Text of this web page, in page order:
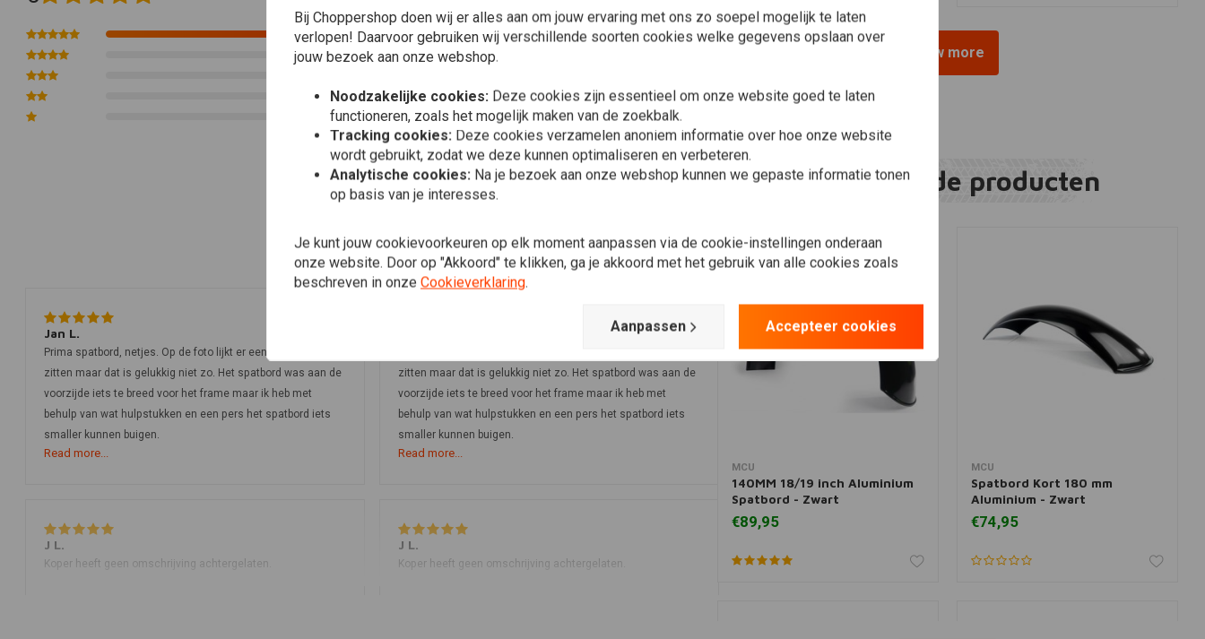
7
0
0
0
Eduard F.
chroom ook. Top prijs/kwaliteit verhouding.
Jan L.
Prima spatbord, netjes. Op de foto lijkt er een "petje" aan te
zitten maar dat is gelukkig niet zo. Het spatbord was aan de
voorzijde iets te breed voor het frame maar ik heb met
behulp van wat hulpstukken en een pers het spatbord iets
smaller kunnen buigen.
Read more...
zitten maar dat is gelukkig niet zo. Het spatbord was aan de
voorzijde iets te breed voor het frame maar ik heb met
behulp van wat hulpstukken en een pers het spatbord iets
smaller kunnen buigen.
Read more...
J L.
Koper heeft geen omschrijving achtergelaten.
J L.
Koper heeft geen omschrijving achtergelaten.
View more
Gerelateerde producten
MCU
140MM 18/19 inch Aluminium
Spatbord - Zwart
€89,95
MCU
Spatbord Kort 180 mm
Aluminium - Zwart
€74,95
Bij Choppershop doen wij er alles aan om jouw ervaring met ons zo soepel mogelijk te laten
verlopen! Daarvoor gebruiken wij verschillende soorten cookies welke gegevens opslaan over
jouw bezoek aan onze webshop.
Noodzakelijke cookies: Deze cookies zijn essentieel om onze website goed te laten
functioneren, zoals het mogelijk maken van de zoekbalk.
Tracking cookies: Deze cookies verzamelen anoniem informatie over hoe onze website
wordt gebruikt, zodat we deze kunnen optimaliseren en verbeteren.
Analytische cookies: Na je bezoek aan onze webshop kunnen we gepaste informatie tonen
op basis van je interesses.
Je kunt jouw cookievoorkeuren op elk moment aanpassen via de cookie-instellingen onderaan
onze website. Door op "Akkoord" te klikken, ga je akkoord met het gebruik van alle cookies zoals
beschreven in onze Cookieverklaring.
Aanpassen Accepteer cookies